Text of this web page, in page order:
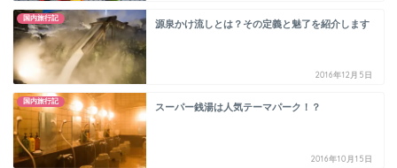
国内旅行記
源泉かけ流しとは？その定義と魅了を紹介します
2016年12月5日
国内旅行記
スーパー銭湯は人気テーマパーク！？
2016年10月15日